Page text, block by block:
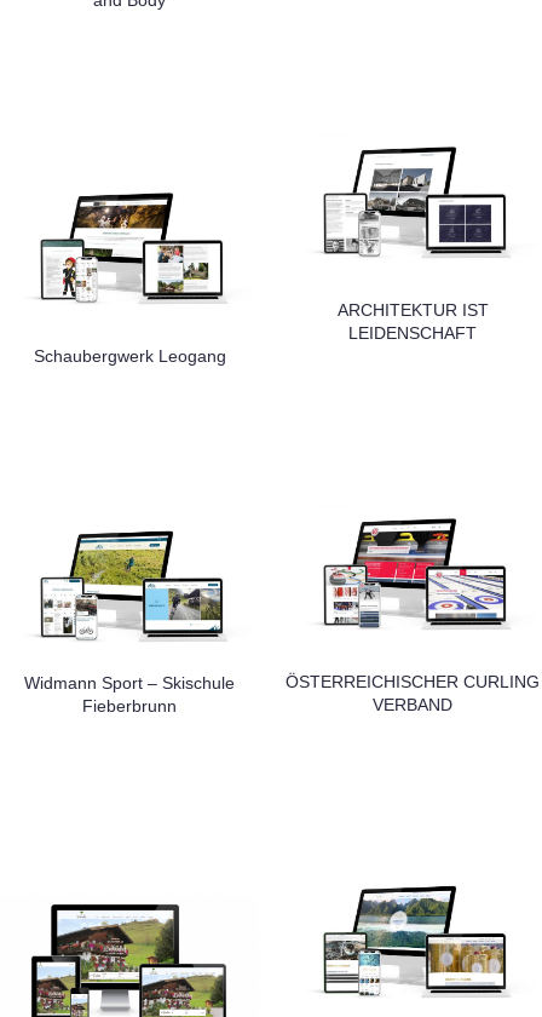
ARCHITEKTUR IST
LEIDENSCHAFT
Schaubergwerk Leogang
ÖSTERREICHISCHER CURLING
VERBAND
Widmann Sport – Skischule
Fieberbrunn